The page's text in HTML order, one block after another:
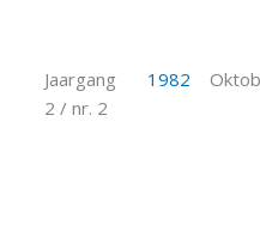
Jaargang
2 / nr. 2
1982